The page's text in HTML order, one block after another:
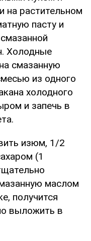
на растительном
пасту и
Холодные
смазанную
из одного
холодного
и запечь в
изюм, 1/2
(1
маслом
получится
выложить в